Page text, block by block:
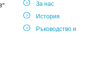
За нас
История
Ръководство и